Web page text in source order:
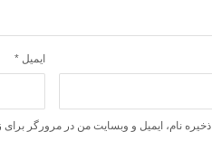
ایمیل *
ذخیره نام، ایمیل و وبسایت من در مرورگر